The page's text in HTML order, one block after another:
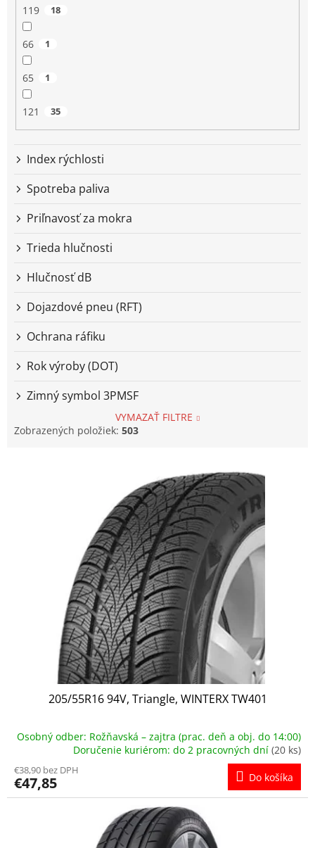
119 18
66 1
65 1
121 35
Index rýchlosti
Spotreba paliva
Priľnavosť za mokra
Trieda hlučnosti
Hlučnosť dB
Dojazdové pneu (RFT)
Ochrana ráfiku
Rok výroby (DOT)
Zimný symbol 3PMSF
VYMAZAŤ FILTRE
Zobrazených položiek: 503
205/55R16 94V, Triangle, WINTERX TW401
Osobný odber: Rožňavská – zajtra (prac. deň a obj. do 14:00)
Doručenie kuriérom: do 2 pracovných dní (20 ks)
€38,90 bez DPH
€47,85 Do košíka